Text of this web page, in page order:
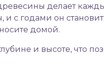
делает
с годами он
домой.
и высоте, что